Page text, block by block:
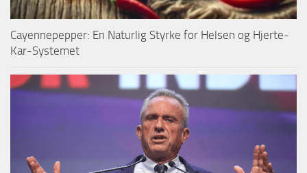
Cayennepepper: En Naturlig Styrke for Helsen og Hjerte-
Kar-Systemet